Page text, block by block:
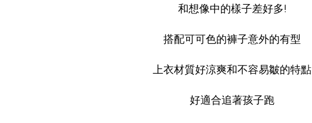
和想像中的樣子差好多!
搭配可可色的褲子意外的有型
上衣材質好涼爽和不容易皺的特點
好適合追著孩子跑